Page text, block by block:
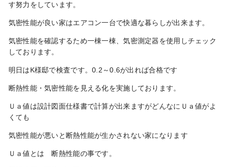
す努力をしています。
気密性能が良い家はエアコン一台で快適な暮らしが出来ます。
気密性能を確認するため一棟一棟、気密測定器を使用しチェック
しております。
明日はK様邸で検査です。0.2～0.6が出れば合格です
断熱性能・気密性能を見える化を実施しております。
Ｕａ値は設計図面仕様書で計算が出来ますがどんなにＵａ値がよ
くても
気密性能が悪いと断熱性能が生かされない家になります
Ｕａ値とは 断熱性能の事です。